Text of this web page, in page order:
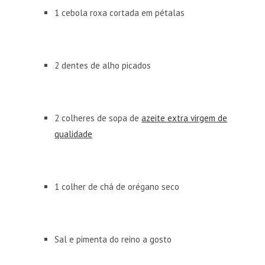
1 cebola roxa cortada em pétalas
2 dentes de alho picados
2 colheres de sopa deazeite extra virgem de
qualidade
1 colher de chá de orégano seco
Sal e pimenta do reino a gosto